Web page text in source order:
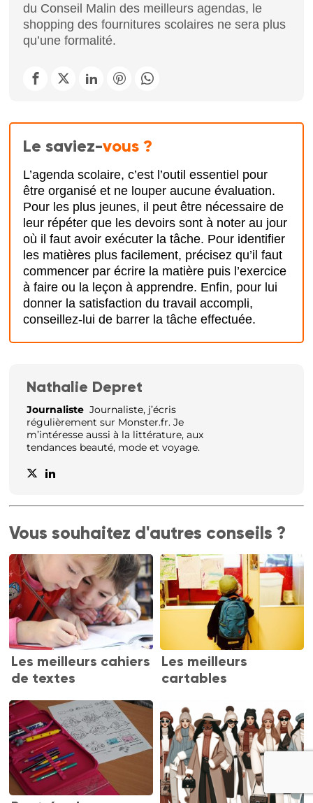
du Conseil Malin des meilleurs agendas, le
shopping des fournitures scolaires ne sera plus
qu’une formalité.
Le saviez-vous ?
L’agenda scolaire, c’est l’outil essentiel pour
être organisé et ne louper aucune évaluation.
Pour les plus jeunes, il peut être nécessaire de
leur répéter que les devoirs sont à noter au jour
où il faut avoir exécuter la tâche. Pour identifier
les matières plus facilement, précisez qu’il faut
commencer par écrire la matière puis l’exercice
à faire ou la leçon à apprendre. Enfin, pour lui
donner la satisfaction du travail accompli,
conseillez-lui de barrer la tâche effectuée.
Nathalie Depret
Journaliste Journaliste, j’écris
régulièrement sur Monster.fr. Je
m’intéresse aussi à la littérature, aux
tendances beauté, mode et voyage.
Vous souhaitez d'autres conseils ?
Les meilleurs cahiers
de textes
Les meilleurs
cartables